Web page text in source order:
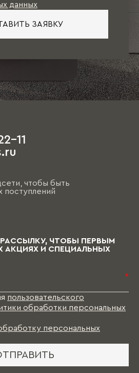
данных
ЗАЯВКУ
11
чтобы быть
поступлений
ЧТОБЫ ПЕРВЫМ
АКЦИЯХ И СПЕЦИАЛЬНЫХ
*
пользовательского
обработки персональных
персональных